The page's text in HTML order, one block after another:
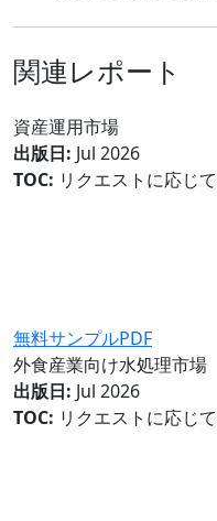
関連レポート
資産運用市場
出版日: Jul 2026
TOC: リクエストに応じ
無料サンプルPDF
外食産業向け水処理市場
出版日: Jul 2026
TOC: リクエストに応じ